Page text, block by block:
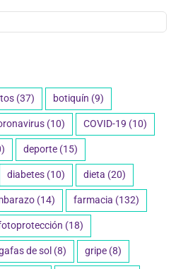
(10) COVID-19
deporte(15)
diabetes(10) dieta
(14) farmacia(132)
(18)
de sol(8) gripe
(9) infecciones(14)